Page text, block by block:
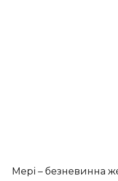
Мері – безневинна